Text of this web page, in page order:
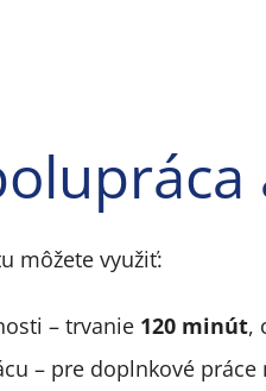
môžete využiť:
– trvanie 120 minút,
– pre doplnkové práce